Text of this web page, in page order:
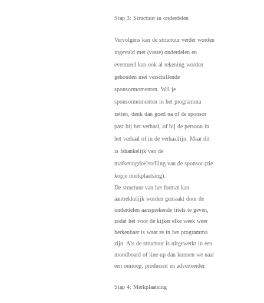
Stap 3: Structuur in onderdelen
Vervolgens kan de structuur verder worden
ingevuld met (vaste) onderdelen en
eventueel kan ook al rekening worden
gehouden met verschillende
sponsormomenten. Wil je
sponsormomenten in het programma
zetten, denk dan goed na of de sponsor
past bij het verhaal, of bij de persoon in
het verhaal of in de verhaallijn. Maar dit
is fahankelijk van de
marketingdoelstelling van de sponsor (zie
kopje merkplaatsing).
De structuur van het format kan
aantrekkelijk worden gemaakt door de
onderdelen aansprekende titels te geven,
zodat het voor de kijker elke week weer
herkenbaar is waar ze in het programma
zijn. Als de structuur is uitgewerkt in een
moodboard of line-up dan kunnen we naar
een omroep, producent en adverteerder.
Stap 4: Merkplaatsing